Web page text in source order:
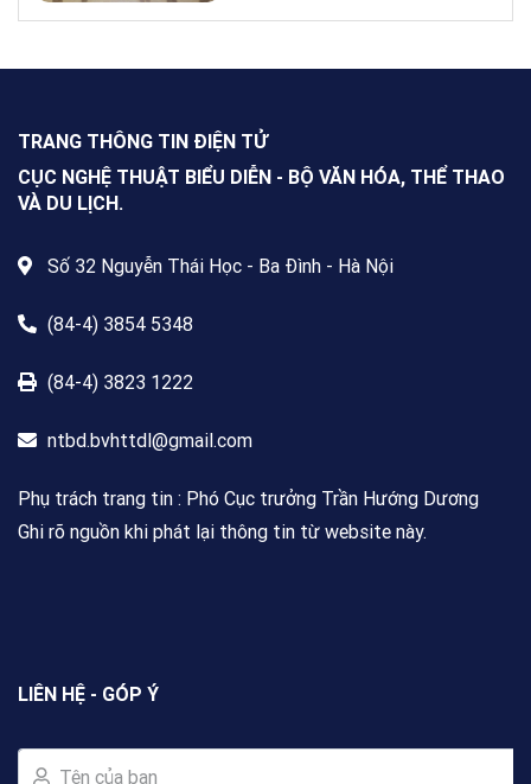
NXBGDVN phối hợp với Hội Nhà
Nam trong và ngoài nước, không
giới hạn độ tuổi, nghề nghiệp hay
nơi cư trú.
TRANG THÔNG TIN ĐIỆN TỬ
CỤC NGHỆ THUẬT BIỂU DIỄN - BỘ VĂN HÓA, THỂ THAO
VÀ DU LỊCH.
Số 32 Nguyễn Thái Học - Ba Đình - Hà Nội
(84-4) 3854 5348
(84-4) 3823 1222
ntbd.bvhttdl@gmail.com
Phụ trách trang tin : Phó Cục trưởng Trần Hướng Dương
Ghi rõ nguồn khi phát lại thông tin từ website này.
LIÊN HỆ - GÓP Ý
Tên của bạn